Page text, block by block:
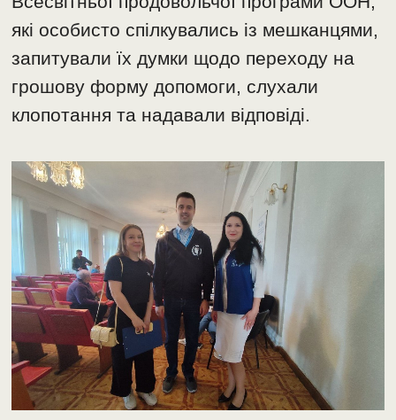
які особисто спілкувались із мешканцями,
запитували їх думки щодо переходу на
грошову форму допомоги, слухали
клопотання та надавали відповіді.